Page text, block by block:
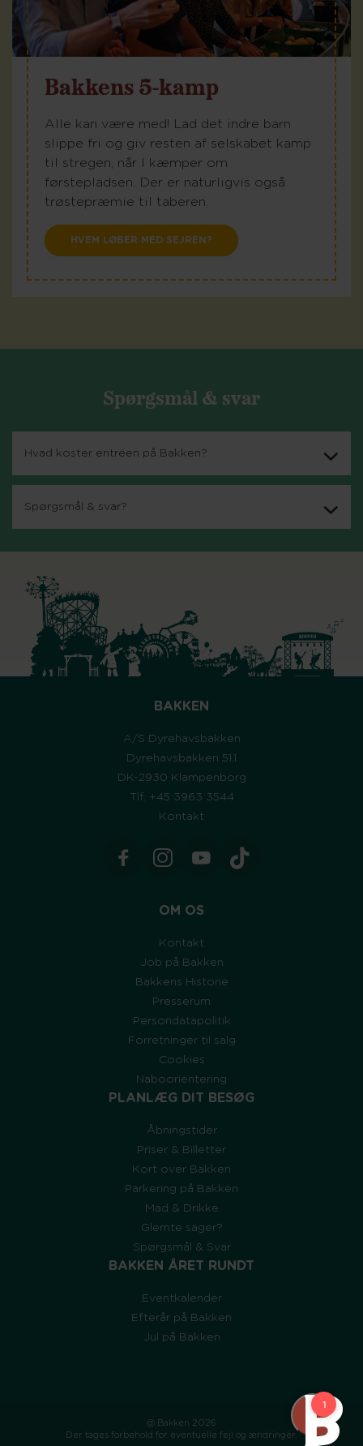
Bakkens 5-kamp
Alle kan være med! Lad det indre barn
slippe fri og giv resten af selskabet kamp
til stregen, når I kæmper om
førstepladsen. Der er naturligvis også
trøstepræmie til taberen.
HVEM LØBER MED SEJREN?
Spørgsmål & svar
Hvad koster entréen på Bakken?
Spørgsmål & svar?
BAKKEN
A/S Dyrehavsbakken
Dyrehavsbakken 51.1
DK-2930 Klampenborg
Tlf. +45 3963 3544
Kontakt
OM OS
Kontakt
Job på Bakken
Bakkens Historie
Presserum
Persondatapolitik
Forretninger til salg
Cookies
Naboorientering
PLANLÆG DIT BESØG
Åbningstider
Priser & Billetter
Kort over Bakken
Parkering på Bakken
Mad & Drikke
Glemte sager?
Spørgsmål & Svar
BAKKEN ÅRET RUNDT
Eventkalender
Efterår på Bakken
Jul på Bakken
@ Bakken 2026
Der tages forbehold for eventuelle fejl og ændringer.